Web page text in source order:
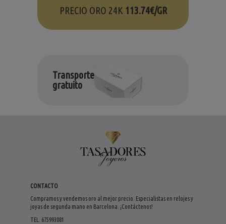
PRECIO ORO 24K 113.74€/GR
Transporte
gratuito
CONTACTO
Compramos y vendemos oro al mejor precio. Especialistas en relojes y
joyas de segunda mano en Barcelona. ¡Contáctenos!
TEL. 675993081